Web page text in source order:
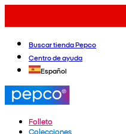
Buscar tienda Pepco
Centro de ayuda
Español
Folleto
Colecciones